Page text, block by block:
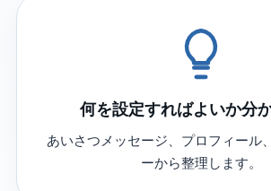
何を設定すればよいか分
あいさつメッセージ、プロフィール
ーから整理します。